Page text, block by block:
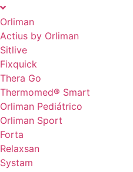
Orliman
Actius by Orliman
Sitlive
Fixquick
Thera Go
Thermomed® Smart
Orliman Pediátrico
Orliman Sport
Forta
Relaxsan
Systam